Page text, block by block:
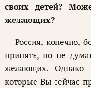
своих детей?
желающих?
— Россия, конечно,
принять, но не
желающих. Однако
которые Вы сейчас